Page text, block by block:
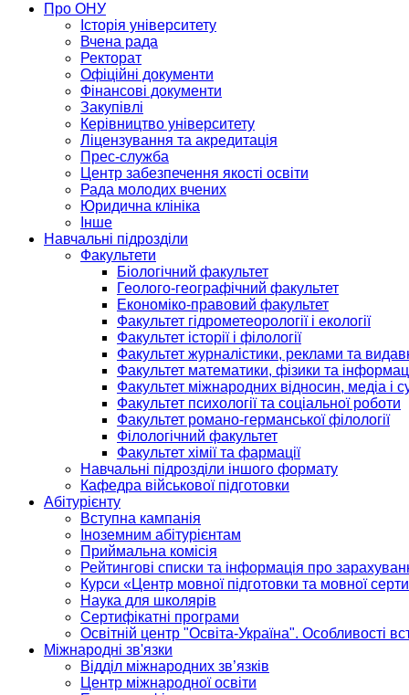
Про ОНУ
Історія університету
Вчена рада
Ректорат
Офіційні документи
Фінансові документи
Закупівлі
Керівництво університету
Ліцензування та акредитація
Прес-служба
Центр забезпечення якості освіти
Рада молодих вчених
Юридична клініка
Інше
Навчальні підрозділи
Факультети
Біологічний факультет
Геолого-географічний факультет
Економіко-правовий факультет
Факультет гідрометеорології і екології
Факультет історії і філології
Факультет журналістики, реклами та
Факультет математики, фізики та
Факультет міжнародних відносин, медіа і
Факультет психології та соціальної роботи
Факультет романо-германської філології
Філологічний факультет
Факультет хімії та фармації
Навчальні підрозділи іншого формату
Кафедра військової підготовки
Абітурієнту
Вступна кампанія
Іноземним абітурієнтам
Приймальна комісія
Рейтингові списки та інформація про
Курси «Центр мовної підготовки та мовної
Наука для школярів
Сертифікатні програми
Освітній центр "Освіта-Україна". Особливості
Міжнародні зв'язки
Відділ міжнародних зв’язків
Центр міжнародної освіти